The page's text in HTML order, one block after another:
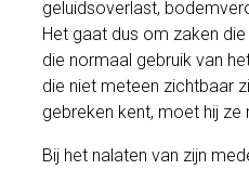
geluidsoverlast,
Het gaat dus om zaken
die normaal gebruik van
die niet meteen zichtbaar
gebreken kent, moet hij
Bij het nalaten van zijn